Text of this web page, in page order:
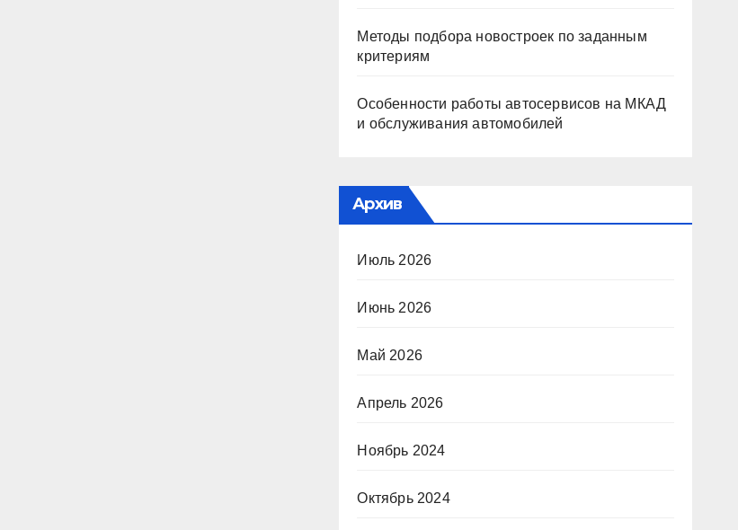
Методы подбора новостроек по заданным
критериям
Особенности работы автосервисов на МКАД
и обслуживания автомобилей
Архив
Июль 2026
Июнь 2026
Май 2026
Апрель 2026
Ноябрь 2024
Октябрь 2024